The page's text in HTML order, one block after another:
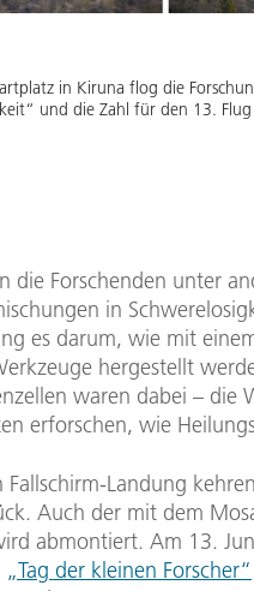
in Kiruna flog die
und die Zahl für den 13.
die Forschenden unter
in
es darum, wie mit
hergestellt
waren dabei – die
erforschen, wie
Landung
Auch der mit dem
abmontiert. Am 13.
„Tag der kleinen Forscher“